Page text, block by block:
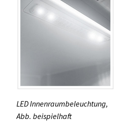
LED Innenraumbeleuchtung,
Abb. beispielhaft